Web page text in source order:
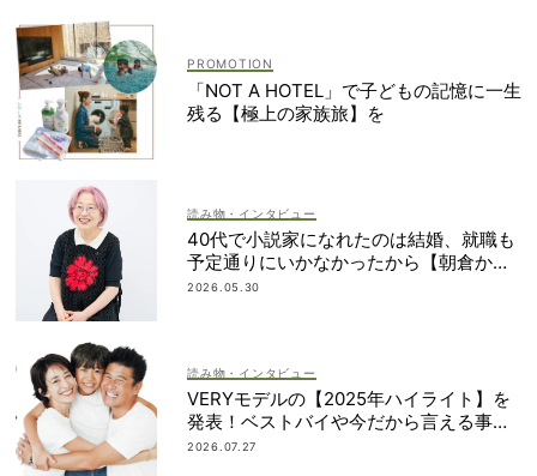
「NOT A HOTEL」で子どもの記憶に一生
残る【極上の家族旅】を
読み物・インタビュー
40代で小説家になれたのは結婚、就職も
予定通りにいかなかったから【朝倉かす
みさん】
2026.05.30
読み物・インタビュー
VERYモデルの【2025年ハイライト】を
発表！ベストバイや今だから言える事件
簿も大公開
2026.07.27